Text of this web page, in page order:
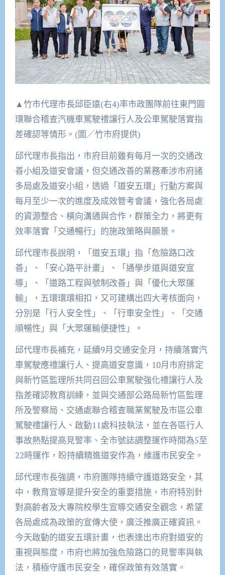
▲竹市代理市長邱臣遠(右4)率市政團隊前往東門圓
環聯合稽查汽機車駕駛禮讓行人及公車駕駛落實指
差確認等情形。(圖／竹市府提供)
邱代理市長指出，市府目前雖有每月一次的交通改
善小組及道安會議，但交通改善的業務牽涉市府諸
多局處及道安小組，透過「道安五環」行動方案與
每月至少一次的進度及成效管考會議，強化各局處
的資源整合、橫向溝通與合作，群策全力，將更有
效率落實「交通暢行」的施政策略與願景。
邱代理市長說明，「道安五環」指「危險路口改
善」、「安心路平計畫」、「通學步道與道安宣
導」、「道路工程與號制改善」與「優化大眾運
輸」，五環環環相扣，又可建構出四大考核面向，
分別是「行人安全性」、「行車安全性」、「交通
順暢性」與「大眾運輸便捷性」。
邱代理市長補充，延續9月交通安全月，持續落實汽
車駕駛應禮讓行人、提高道安意識，10月市府排定
與新竹區監理所共同召回公車駕駛強化禮讓行人及
指差確認教育訓練，並與交通部公路局新竹區監理
所及警察局、交通處聯合稽查職業駕駛及市區公車
駕駛禮讓行人、啟動11處科技執法，並在各區行人
事故熱點提高見警率、全市號誌調整運作時間為5至
22時運作，盼持續精進道安作為，維護市民安全。
邱代理市長強調，市府團隊持續守護道路安全，其
中，教育宣導是提升安全的重要措施，市府特別針
對高齡者及大專院校學生宣導交通安全觀念，希望
各局處成為政策的宣傳大使，廣泛推廣正確資訊。
今天啟動的道安五環計畫，也表達出市府對道安的
重視與態度，市府也將加強危險路口的見警率與執
法，積極守護市民安全，確保政策有效落實。